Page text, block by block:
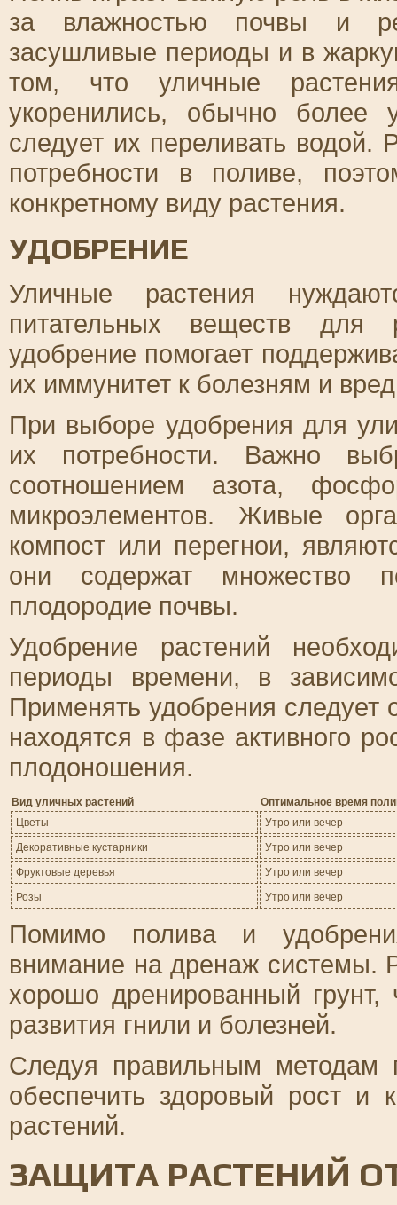
за влажностью почвы и
засушливые периоды и в
том, что уличные
укоренились, обычно более
следует их переливать
потребности в поливе,
конкретному виду растения.
УДОБРЕНИЕ
Уличные растения
питательных веществ для
удобрение помогает
их иммунитет к болезням и
При выборе удобрения для
их потребности. Важно
соотношением азота,
микроэлементов. Живые
компост или перегнои,
они содержат множество
плодородие почвы.
Удобрение растений
периоды времени, в
Применять удобрения следует
находятся в фазе активного
плодоношения.
Вид уличных растений
Оптимальное время
Цветы
Утро или вечер
Декоративные кустарники
Утро или вечер
Фруктовые деревья
Утро или вечер
Розы
Утро или вечер
Помимо полива и
внимание на дренаж системы.
хорошо дренированный
развития гнили и болезней.
Следуя правильным методам
обеспечить здоровый рост и
растений.
ЗАЩИТА РАСТЕНИЙ